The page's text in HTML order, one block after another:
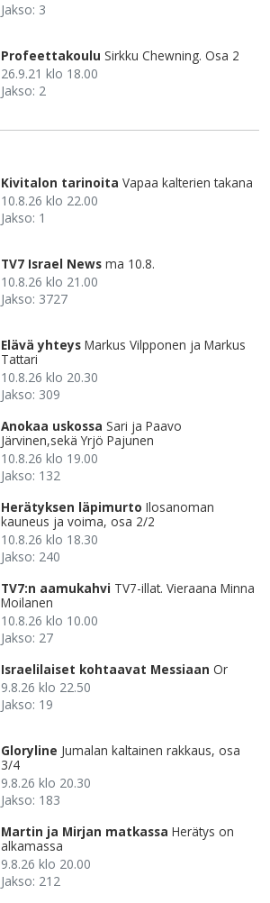
Jakso: 3
Profeettakoulu Sirkku Chewning. Osa 2
26.9.21 klo 18.00
Jakso: 2
Kivitalon tarinoita Vapaa kalterien takana
10.8.26 klo 22.00
Jakso: 1
TV7 Israel News ma 10.8.
10.8.26 klo 21.00
Jakso: 3727
Elävä yhteys Markus Vilpponen ja Markus
Tattari
10.8.26 klo 20.30
Jakso: 309
Anokaa uskossa Sari ja Paavo
Järvinen,sekä Yrjö Pajunen
10.8.26 klo 19.00
Jakso: 132
Herätyksen läpimurto Ilosanoman
kauneus ja voima, osa 2/2
10.8.26 klo 18.30
Jakso: 240
TV7:n aamukahvi TV7-illat. Vieraana Minna
Moilanen
10.8.26 klo 10.00
Jakso: 27
Israelilaiset kohtaavat Messiaan Or
9.8.26 klo 22.50
Jakso: 19
Gloryline Jumalan kaltainen rakkaus, osa
3/4
9.8.26 klo 20.30
Jakso: 183
Martin ja Mirjan matkassa Herätys on
alkamassa
9.8.26 klo 20.00
Jakso: 212